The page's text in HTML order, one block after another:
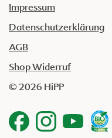
Impressum
Datenschutzerklärung
AGB
Shop Widerruf
© 2026 HiPP